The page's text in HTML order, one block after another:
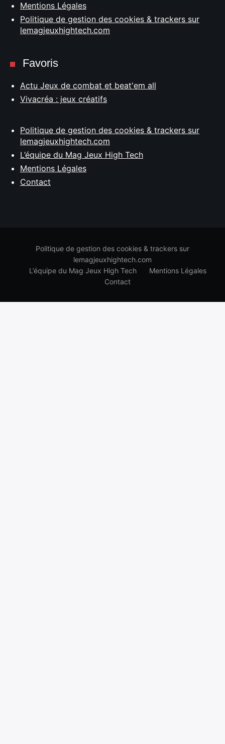
Mentions Légales
Politique de gestion des cookies & trackers sur
lemagjeuxhightech.com
Favoris
Actu Jeux de combat et beat'em all
Vivacréa : jeux créatifs
Politique de gestion des cookies & trackers sur
lemagjeuxhightech.com
L’équipe du Mag Jeux High Tech
Mentions Légales
Contact
Politique de gestion des cookies & trackers sur
lemagjeuxhightech.com
L’équipe du Mag Jeux High Tech
Mentions Légales
Contact